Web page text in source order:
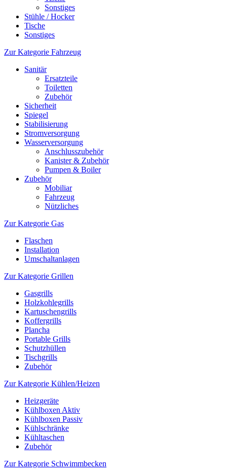
Sonstiges
Stühle / Hocker
Tische
Sonstiges
Zur Kategorie Fahrzeug
Sanitär
Ersatzteile
Toiletten
Zubehör
Sicherheit
Spiegel
Stabilisierung
Stromversorgung
Wasserversorgung
Anschlusszubehör
Kanister & Zubehör
Pumpen & Boiler
Zubehör
Mobiliar
Fahrzeug
Nützliches
Zur Kategorie Gas
Flaschen
Installation
Umschaltanlagen
Zur Kategorie Grillen
Gasgrills
Holzkohlegrills
Kartuschengrills
Koffergrills
Plancha
Portable Grills
Schutzhüllen
Tischgrills
Zubehör
Zur Kategorie Kühlen/Heizen
Heizgeräte
Kühlboxen Aktiv
Kühlboxen Passiv
Kühlschränke
Kühltaschen
Zubehör
Zur Kategorie Schwimmbecken